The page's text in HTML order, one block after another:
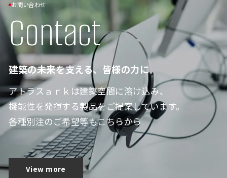
お問い合わせ
Contact
建築の未来を支える、皆様の力に
アトラスａｒｋは建築空間に溶け込み、
機能性を発揮する製品をご提案しています。
各種別注のご希望等もこちらから
View more